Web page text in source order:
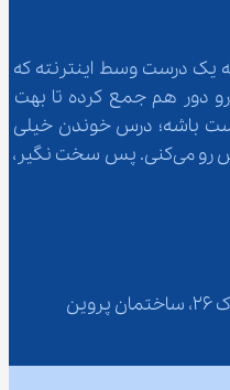
یک درست وسط اینترنته که
کاربلد رو دور هم جمع کرده تا بهت
باشه؛ درس خوندن خیلی
آسون‌تر و باحال‌تر از چیزیه که فکرش رو می‌کنی. پس سخت نگیر،
تهران، میدان عطار، خیابان عطار، پلاک 26، ساختمان پروین